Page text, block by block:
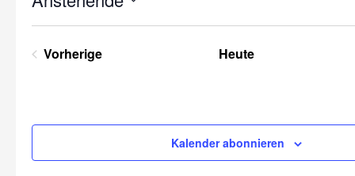
Datum
Vorherige
Heute
Kalender abonnieren